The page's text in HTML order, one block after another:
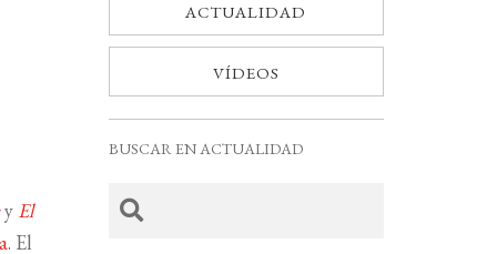
y El
. El
ACTUALIDAD
VÍDEOS
BUSCAR EN ACTUALIDAD